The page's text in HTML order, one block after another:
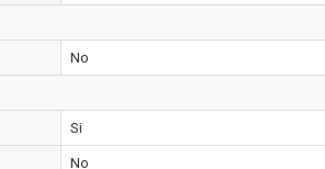
No
Si
No